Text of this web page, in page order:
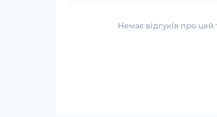
Немає відгуків про цей